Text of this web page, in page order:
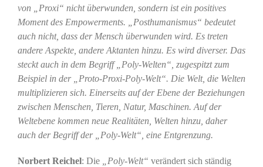
von „Proxi“ nicht überwunden, sondern ist ein positives
Moment des Empowerments. „Posthumanismus“ bedeutet
auch nicht, dass der Mensch überwunden wird. Es treten
andere Aspekte, andere Aktanten hinzu. Es wird diverser. Das
steckt auch in dem Begriff „Poly-Welten“, zugespitzt zum
Beispiel in der „Proto-Proxi-Poly-Welt“. Die Welt, die Welten
multiplizieren sich. Einerseits auf der Ebene der Beziehungen
zwischen Menschen, Tieren, Natur, Maschinen. Auf der
Weltebene kommen neue Realitäten, Welten hinzu, daher
auch der Begriff der „Poly-Welt“, eine Entgrenzung.
Norbert Reichel: Die „Poly-Welt“ verändert sich ständig